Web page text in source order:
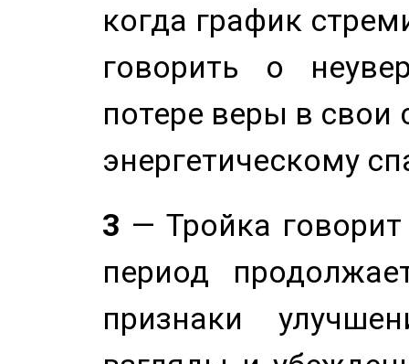
когда график
говорить о
потере веры в свои
энергетическому
3 — Тройка
период
признаки